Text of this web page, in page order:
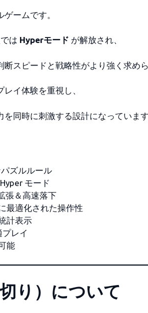
ームです。
は Hyperモード が解放され、
スピードと戦略性がより強く求めら
イ体験を重視し、
同時に刺激する設計になっています
ズルルール
モード
張＆高速落下
最適化された操作性
計表示
レイ
能
り）について